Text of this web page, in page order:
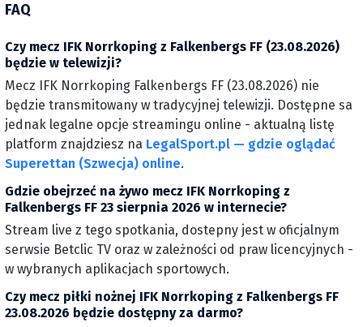
FAQ
Czy mecz IFK Norrkoping z Falkenbergs FF (23.08.2026)
będzie w telewizji?
Mecz IFK Norrkoping Falkenbergs FF (23.08.2026) nie
będzie transmitowany w tradycyjnej telewizji. Dostępne sa
jednak legalne opcje streamingu online - aktualną listę
platform znajdziesz na LegalSport.pl — gdzie oglądać
Superettan (Szwecja) online.
Gdzie obejrzeć na żywo mecz IFK Norrkoping z
Falkenbergs FF 23 sierpnia 2026 w internecie?
Stream live z tego spotkania, dostepny jest w oficjalnym
serwsie Betclic TV oraz w zależności od praw licencyjnych -
w wybranych aplikacjach sportowych.
Czy mecz piłki nożnej IFK Norrkoping z Falkenbergs FF
23.08.2026 będzie dostępny za darmo?